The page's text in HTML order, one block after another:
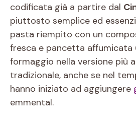
codificata già a partire dal
piuttosto semplice ed
pasta riempito con un
fresca e pancetta affumicata
formaggio nella versione più
tradizionale, anche se nel
hanno iniziato ad aggiungere
emmental.